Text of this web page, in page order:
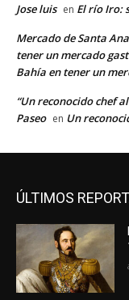
Jose luis en El río Iro:
Mercado de Santa
tener un mercado
Bahía en tener un
“Un reconocido chef
Paseo en Un
ÚLTIMOS